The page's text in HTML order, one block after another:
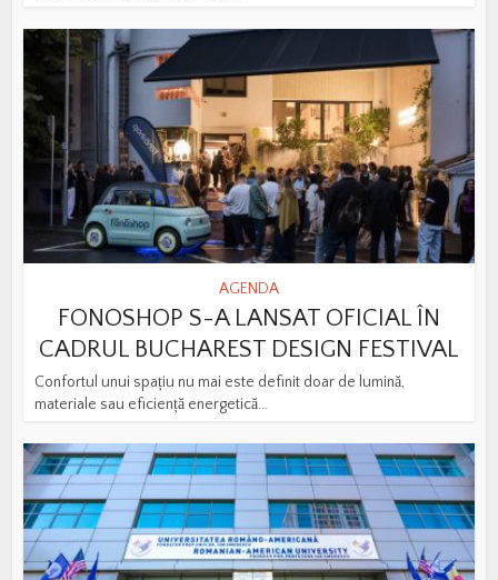
AGENDA
FONOSHOP S-A LANSAT OFICIAL ÎN
CADRUL BUCHAREST DESIGN FESTIVAL
Confortul unui spațiu nu mai este definit doar de lumină,
materiale sau eficiență energetică...